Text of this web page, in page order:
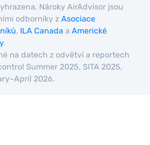
Nároky AirAdvisor jsou
odborníky z Asociace
, ILA Canada a Americké
.
na datech z odvětví a reportech
Summer 2025, SITA 2025,
2026.